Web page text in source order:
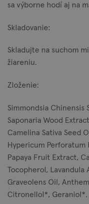
sa výborne hodí aj na
Skladovanie:
Skladujte na suchom
žiareniu.
Zloženie:
Simmondsia Chinensis
Saponaria Wood
Camelina Sativa Seed
Hypericum
Papaya Fruit Extract,
Tocopherol, Lavandula
Graveolens Oil,
Citronellol*, Geraniol*.